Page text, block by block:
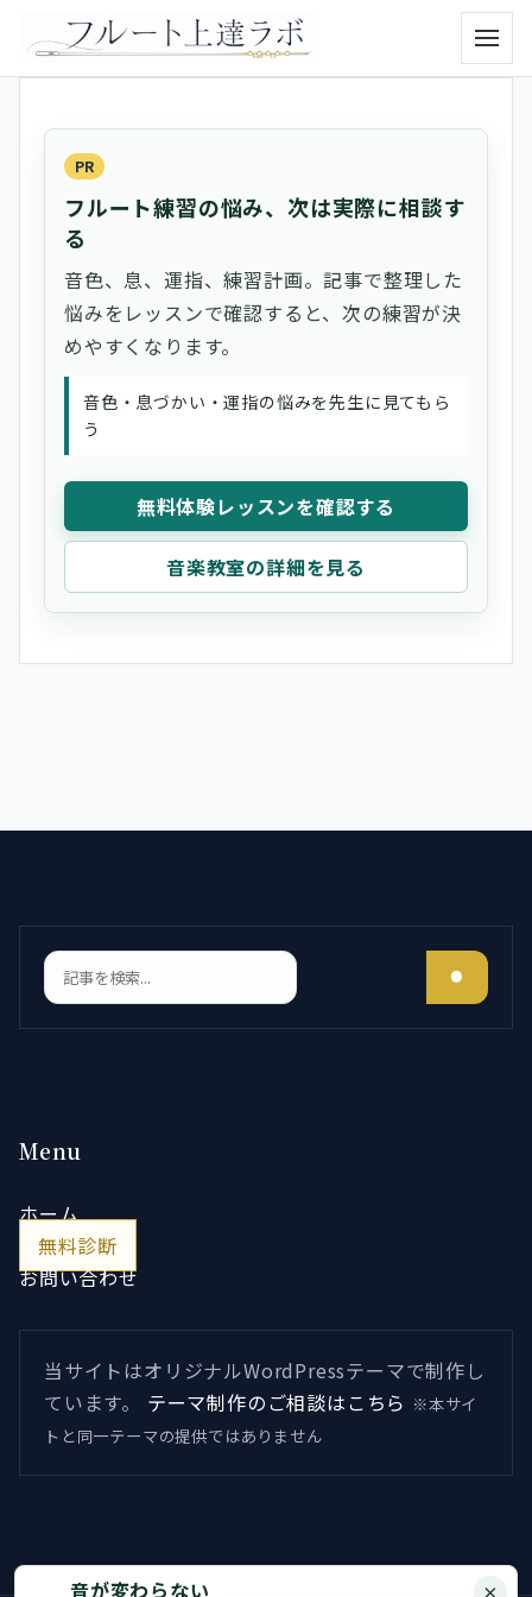
メニ
PR
フルート練習の悩み、次は実際に相談す
る
音色、息、運指、練習計画。記事で整理した
悩みをレッスンで確認すると、次の練習が決
めやすくなります。
音色・息づかい・運指の悩みを先生に見てもら
う
無料体験レッスンを確認する
音楽教室の詳細を見る
検索
Menu
ホーム
無料診断
お問い合わせ
当サイトはオリジナルWordPressテーマで制作し
ています。
テーマ制作のご相談はこちら ※本サイ
トと同一テーマの提供ではありません
音が変わらない